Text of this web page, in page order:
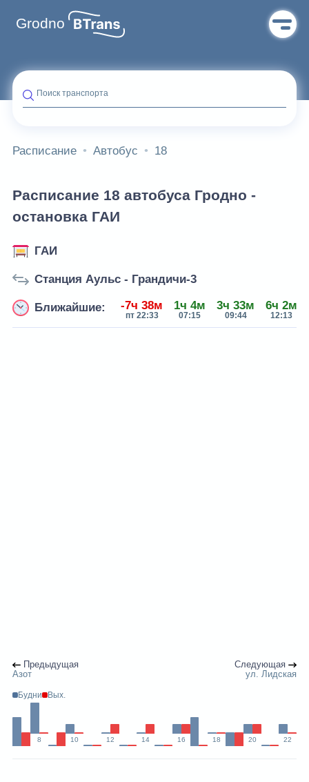
Grodno
Поиск транспорта
Расписание Автобус 18
Расписание 18 автобуса Гродно -
остановка ГАИ
ГАИ
Станция Аульс - Грандичи-3
Ближайшие: -7ч 38м
пт 22:33
1ч 4м
07:15
3ч 33м
09:44
6ч 2м
12:13
Предыдущая
Азот
Следующая
ул. Лидская
Будни Вых.
8 10 12 14 16 18 20 22